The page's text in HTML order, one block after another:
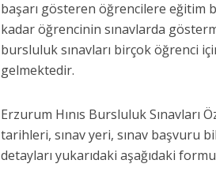
başarı gösteren öğrencilere eğitim
kadar öğrencinin sınavlarda
bursluluk sınavları birçok öğrenci
gelmektedir.
Erzurum Hınıs Bursluluk Sınavları
tarihleri, sınav yeri, sınav başvuru
detayları yukarıdaki aşağıdaki